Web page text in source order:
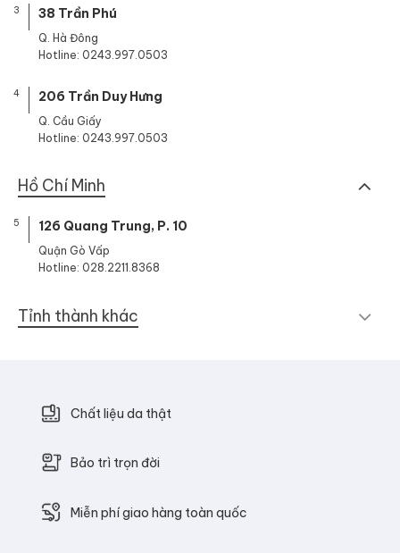
3 38 Trần Phú
Q. Hà Đông
Hotline: 0243.997.0503
4 206 Trần Duy Hưng
Q. Cầu Giấy
Hotline: 0243.997.0503
Hồ Chí Minh
5 126 Quang Trung, P. 10
Quận Gò Vấp
Hotline: 028.2211.8368
Tỉnh thành khác
Chất liệu da thật
Bảo trì trọn đời
Miễn phí giao hàng toàn quốc